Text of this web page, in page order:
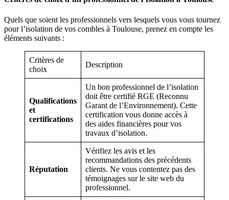
Quels que soient les professionnels vers lesquels vous vous tournez
pour l’isolation de vos combles à Toulouse, prenez en compte les
éléments suivants :
Critères de
choix
Description
Qualifications
et
certifications
Un bon professionnel de l’isolation
doit être certifié RGE (Reconnu
Garant de l’Environnement). Cette
certification vous donne accès à
des aides financières pour vos
travaux d’isolation.
Réputation
Vérifiez les avis et les
recommandations des précédents
clients. Ne vous contentez pas des
témoignages sur le site web du
professionnel.